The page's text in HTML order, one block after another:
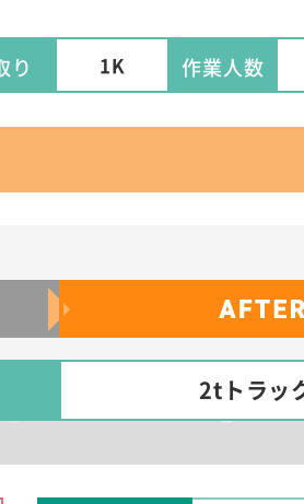
り 1K 作業人数
2tトラッ